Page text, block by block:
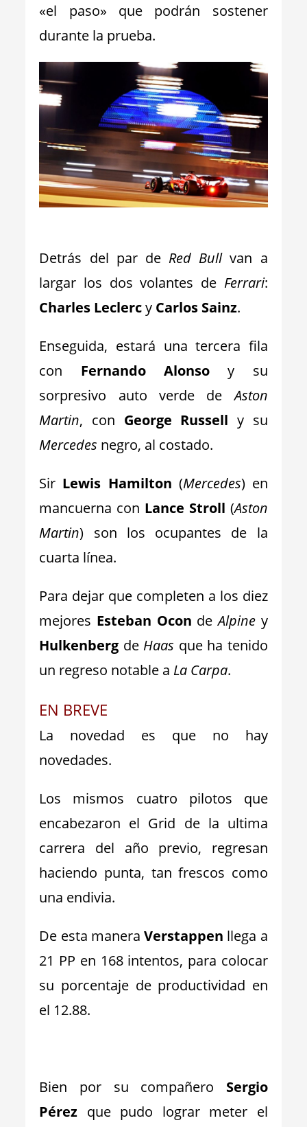
«el paso» que podrán sostener
durante la prueba.
Detrás del par de Red Bullvan a
largar los dos volantes de Ferrari:
Charles Leclercy Carlos Sainz.
Enseguida, estará una tercera fila
con Fernando Alonso y su
sorpresivo auto verde deAston
Martin, con George Russell y su
Mercedes negro, al costado.
Sir Lewis Hamilton (Mercedes) en
mancuerna con Lance Stroll (Aston
Martin) son los ocupantes de la
cuarta línea.
Para dejar que completen a los diez
mejores Esteban Ocon deAlpiney
Hulkenberg de Haas que ha tenido
un regreso notable a La Carpa.
EN BREVE
La novedad es que no hay
novedades.
Los mismos cuatro pilotos que
encabezaron el Grid de la ultima
carrera del año previo, regresan
haciendo punta, tan frescos como
una endivia.
De esta maneraVerstappen llega a
21 PP en 168 intentos, para colocar
su porcentaje de productividad en
el 12.88.
Bien por su compañero Sergio
Pérez que pudo lograr meter el